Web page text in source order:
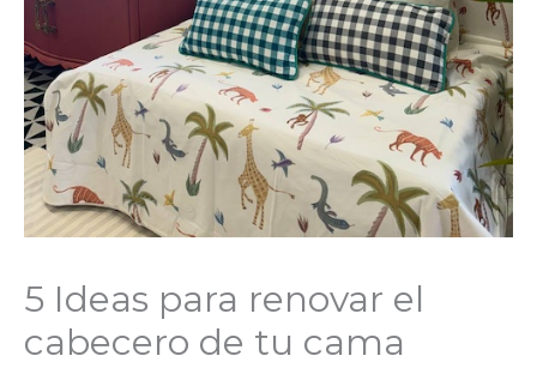
5 Ideas para renovar el
cabecero de tu cama